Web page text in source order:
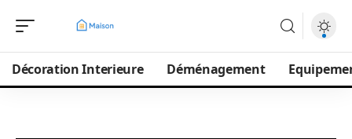
Décoration Interieure Déménagement